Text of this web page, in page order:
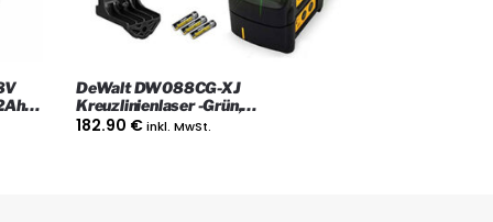
DeWalt DW088CG-XJ
Kreuzlinienlaser -Grün,
Selbstnivellierender Kit
182.90 €inkl. MwSt.